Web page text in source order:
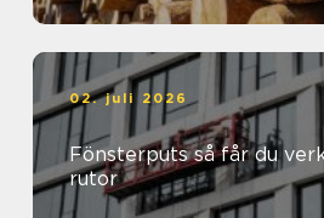
02. juli 2026
Fönsterputs så får du verkligen rena
rutor